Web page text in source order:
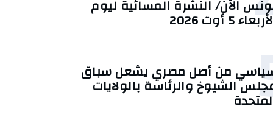
الآن/ النشرة المسائية ليوم
5 أوت 2026
من أصل مصري يشعل سباق
الشيوخ والرئاسة بالولايات